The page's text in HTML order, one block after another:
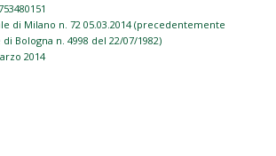
di Milano n. 72 05.03.2014 (precedentemente
Bologna n. 4998 del 22/07/1982)
2014